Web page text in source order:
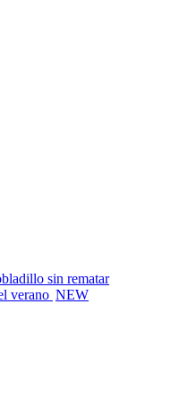
sin rematar
verano NEW